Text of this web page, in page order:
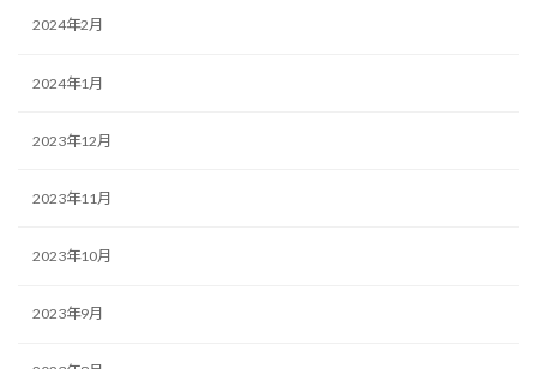
2024年2月
2024年1月
2023年12月
2023年11月
2023年10月
2023年9月